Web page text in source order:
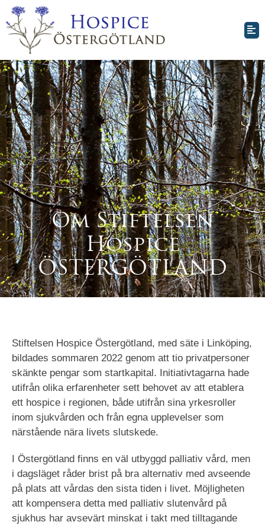
Om Stiftelsen
Hospice
ÖSTERGÖTLAND
Stiftelsen Hospice Östergötland, med säte i Linköping,
bildades sommaren 2022 genom att tio privatpersoner
skänkte pengar som startkapital. Initiativtagarna hade
utifrån olika erfarenheter sett behovet av att etablera
ett hospice i regionen, både utifrån sina yrkesroller
inom sjukvården och från egna upplevelser som
närstående nära livets slutskede.
I Östergötland finns en väl utbyggd palliativ vård, men
i dagsläget råder brist på bra alternativ med avseende
på plats att vårdas den sista tiden i livet. Möjligheten
att kompensera detta med palliativ slutenvård på
sjukhus har avsevärt minskat i takt med tilltagande